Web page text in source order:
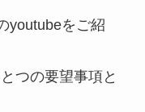
youtubeをご紹
つの要望事項と